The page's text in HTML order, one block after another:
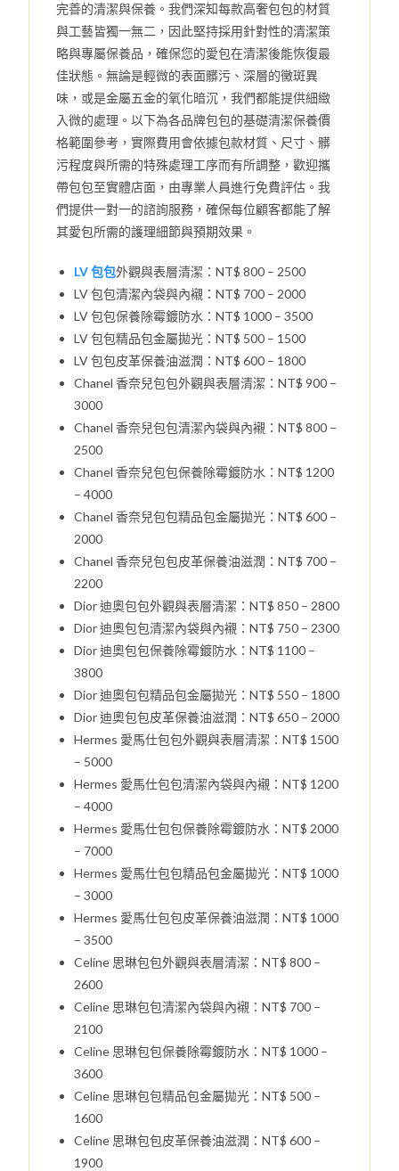
完善的清潔與保養。我們深知每款高奢包包的材質
與工藝皆獨一無二，因此堅持採用針對性的清潔策
略與專屬保養品，確保您的愛包在清潔後能恢復最
佳狀態。無論是輕微的表面髒污、深層的黴斑異
味，或是金屬五金的氧化暗沉，我們都能提供細緻
入微的處理。以下為各品牌包包的基礎清潔保養價
格範圍參考，實際費用會依據包款材質、尺寸、髒
污程度與所需的特殊處理工序而有所調整，歡迎攜
帶包包至實體店面，由專業人員進行免費評估。我
們提供一對一的諮詢服務，確保每位顧客都能了解
其愛包所需的護理細節與預期效果。
LV 包包外觀與表層清潔：NT$ 800 – 2500
LV 包包清潔內袋與內襯：NT$ 700 – 2000
LV 包包保養除霉鍍防水：NT$ 1000 – 3500
LV 包包精品包金屬拋光：NT$ 500 – 1500
LV 包包皮革保養油滋潤：NT$ 600 – 1800
Chanel 香奈兒包包外觀與表層清潔：NT$ 900 –
3000
Chanel 香奈兒包包清潔內袋與內襯：NT$ 800 –
2500
Chanel 香奈兒包包保養除霉鍍防水：NT$ 1200
– 4000
Chanel 香奈兒包包精品包金屬拋光：NT$ 600 –
2000
Chanel 香奈兒包包皮革保養油滋潤：NT$ 700 –
2200
Dior 迪奧包包外觀與表層清潔：NT$ 850 – 2800
Dior 迪奧包包清潔內袋與內襯：NT$ 750 – 2300
Dior 迪奧包包保養除霉鍍防水：NT$ 1100 –
3800
Dior 迪奧包包精品包金屬拋光：NT$ 550 – 1800
Dior 迪奧包包皮革保養油滋潤：NT$ 650 – 2000
Hermes 愛馬仕包包外觀與表層清潔：NT$ 1500
– 5000
Hermes 愛馬仕包包清潔內袋與內襯：NT$ 1200
– 4000
Hermes 愛馬仕包包保養除霉鍍防水：NT$ 2000
– 7000
Hermes 愛馬仕包包精品包金屬拋光：NT$ 1000
– 3000
Hermes 愛馬仕包包皮革保養油滋潤：NT$ 1000
– 3500
Celine 思琳包包外觀與表層清潔：NT$ 800 –
2600
Celine 思琳包包清潔內袋與內襯：NT$ 700 –
2100
Celine 思琳包包保養除霉鍍防水：NT$ 1000 –
3600
Celine 思琳包包精品包金屬拋光：NT$ 500 –
1600
Celine 思琳包包皮革保養油滋潤：NT$ 600 –
1900